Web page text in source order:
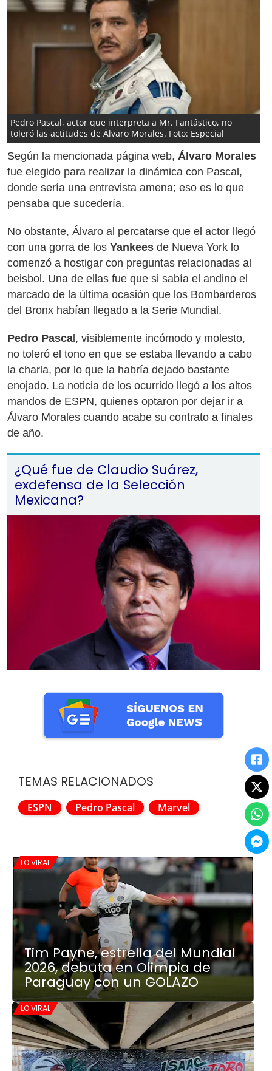
Pedro Pascal, actor que interpreta a Mr. Fantástico, no
toleró las actitudes de Álvaro Morales. Foto: Especial
Según la mencionada página web, Álvaro Morales
fue elegido para realizar la dinámica con Pascal,
donde sería una entrevista amena; eso es lo que
pensaba que sucedería.
No obstante, Álvaro al percatarse que el actor llegó
con una gorra de los Yankees de Nueva York lo
comenzó a hostigar con preguntas relacionadas al
beisbol. Una de ellas fue que si sabía el andino el
marcado de la última ocasión que los Bombarderos
del Bronx habían llegado a la Serie Mundial.
Pedro Pasca l, visiblemente incómodo y molesto,
no toleró el tono en que se estaba llevando a cabo
la charla, por lo que la habría dejado bastante
enojado. La noticia de los ocurrido llegó a los altos
mandos de ESPN, quienes optaron por dejar ir a
Álvaro Morales cuando acabe su contrato a finales
de año.
¿Qué fue de Claudio Suárez,
exdefensa de la Selección
Mexicana?
TEMAS RELACIONADOS
ESPN Pedro Pascal Marvel
LO VIRAL
Tim Payne, estrella del Mundial
2026, debuta en Olimpia de
Paraguay con un GOLAZO
LO VIRAL